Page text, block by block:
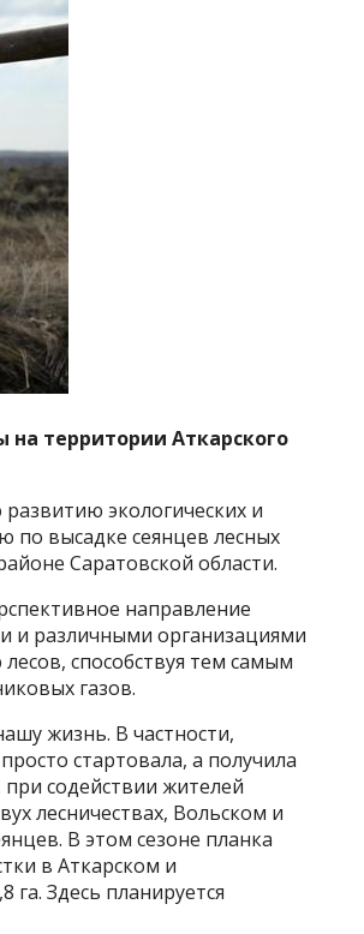
территории Аткарского
экологических и
по высадке сеянцев лесных
Саратовской области.
направление
и различными организациями
способствуя тем самым
газов.
жизнь. В частности,
стартовала, а получила
содействии жителей
лесничествах, Вольском и
В этом сезоне планка
в Аткарском и
Здесь планируется